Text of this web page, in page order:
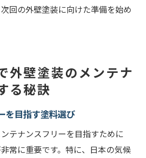
回の外壁塗装に向けた準備を始め
外壁塗装のメンテナ
る秘訣
を目指す塗料選び
テナンスフリーを目指すために
常に重要です。特に、日本の気候